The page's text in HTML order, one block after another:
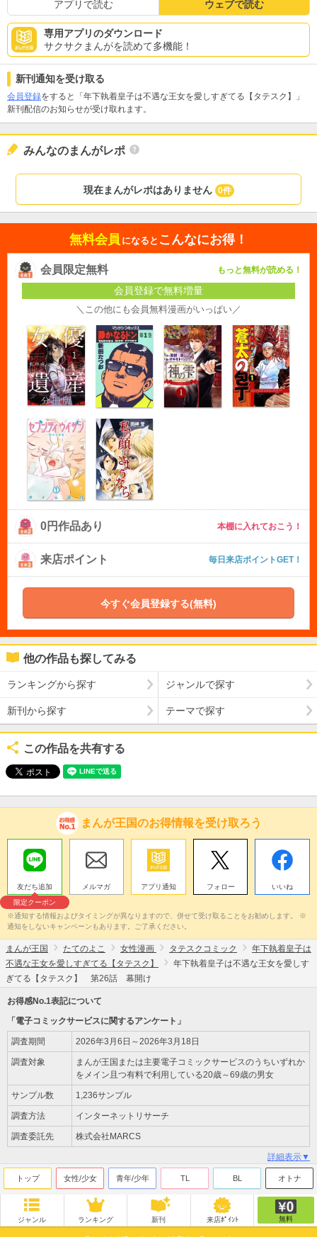
アプリで読む ウェブで読む
専用アプリのダウンロード
サクサクまんがを読めて多機能！
新刊通知を受け取る
会員登録をすると「年下執着皇子は不遇な王女を愛しすぎてる【タテスク】」
新刊配信のお知らせが受け取れます。
みんなのまんがレポ
現在まんがレポはありません 0件
無料会員 になると こんなにお得！
会員限定無料 もっと無料が読める！
会員登録で無料増量
＼この他にも会員無料漫画がいっぱい／
0円作品あり 本棚に入れておこう！
来店ポイント 毎日来店ポイントGET！
今すぐ会員登録する(無料)
他の作品も探してみる
ランキングから探す ジャンルで探す
新刊から探す テーマで探す
この作品を共有する
まんが王国のお得情報を受け取ろう
友だち追加
限定クーポン
メルマガ アプリ通知 フォロー いいね
※通知する情報およびタイミングが異なりますので、併せて受け取ることをお勧めします。 ※
通知をしないキャンペーンもあります。ご了承ください。
まんが王国 たてのよこ 女性漫画 タテスクコミック
年下執着皇子は
不遇な王女を愛しすぎてる【タテスク】
年下執着皇子は不遇な王女を愛しす
ぎてる【タテスク】 第26話 幕開け
お得感No.1表記について
「電子コミックサービスに関するアンケート」
調査期間 2026年3月6日～2026年3月18日
調査対象
まんが王国または主要電子コミックサービスのうちいずれか
をメイン且つ有料で利用している20歳～69歳の男女
サンプル数 1,236サンプル
調査方法 インターネットリサーチ
調査委託先 株式会社MARCS
詳細表示▼
トップ 女性/少女 青年/少年 TL BL オトナ
ジャンル ランキング 新刊 来店ﾎﾟｲﾝﾄ 無料